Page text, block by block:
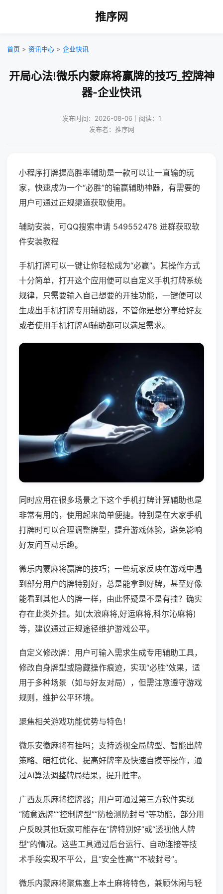
推序网
首页 > 资讯中心 > 企业快讯
开局心法!微乐内蒙麻将赢牌的技巧_控牌神
器-企业快讯
发布时间：2026-08-06｜阅读：1
发布者：推序网
小程序打牌提高胜率辅助是一款可以让一直输的玩
家，快速成为一个“必胜”的输赢辅助神器，有需要的
用户可通过正规渠道获取使用。
辅助安装，可QQ搜索申请 549552478 进群获取软
件安装教程
手机打牌可以一键让你轻松成为“必赢”。其操作方式
十分简单，打开这个应用便可以自定义手机打牌系统
规律，只需要输入自己想要的开挂功能，一键便可以
生成出手机打牌专用辅助器，不管你是想分享给好友
或者使用手机打牌AI辅助都可以满足需求。
同时应用在很多场景之下这个手机打牌计算辅助也是
非常有用的，使用起来简单便捷。特别是在大家手机
打牌时可以合理调整牌型，提升游戏体验，避免影响
好友间互动乐趣。
微乐内蒙麻将赢牌的技巧；一些玩家反映在游戏中遇
到部分用户的牌特别好，总是能拿到好牌，甚至好像
能看到其他人的牌一样，由此怀疑是不是有挂？确实
存在此类外挂。如(太浪麻将,好运麻将,科尔沁麻将)
等，建议通过正规途径维护游戏公平。
自定义修改牌：用户可输入需求生成专用辅助工具，
修改自身牌型或隐藏操作痕迹，实现“必胜”效果，适
用于多种场景（如与好友对局），但需注意遵守游戏
规则，维护公平环境。
聚焦相关游戏功能优势与特色！
微乐安徽麻将有挂吗；支持透视全局牌型、智能出牌
策略、暗杠优化、提高好牌率及快速自摸等操作，通
过AI算法调整牌局结果，提升胜率。
广西友乐麻将控牌器；用户可通过第三方软件实现
“随意选牌”“控制牌型”“防检测防封号”等功能，部分用
户反映其他玩家可能存在“牌特别好”或“透视他人牌
型”的情况。这些工具通过后台运行、自动连接等技
术手段实现不平公，且“安全性高”“不被封号”。
微乐内蒙麻将聚焦塞上本土麻将特色，兼顾休闲与轻